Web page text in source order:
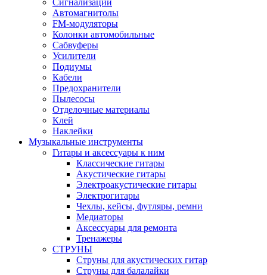
Сигнализации
Автомагнитолы
FM-модуляторы
Колонки автомобильные
Сабвуферы
Усилители
Подиумы
Кабели
Предохранители
Пылесосы
Отделочные материалы
Клей
Наклейки
Музыкальные инструменты
Гитары и аксессуары к ним
Классические гитары
Акустические гитары
Электроакустические гитары
Электрогитары
Чехлы, кейсы, футляры, ремни
Медиаторы
Аксессуары для ремонта
Тренажеры
СТРУНЫ
Струны для акустических гитар
Струны для балалайки